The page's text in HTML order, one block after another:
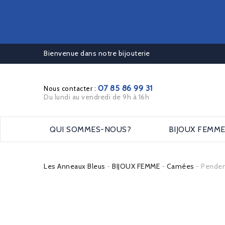
Bienvenue dans notre bijouterie
Nous contacter : 07 85 86 99 31
Du lundi au vendredi de 9h à 16h
QUI SOMMES-NOUS? BIJOUX FEMME
Les Anneaux Bleus BIJOUX FEMME Camées